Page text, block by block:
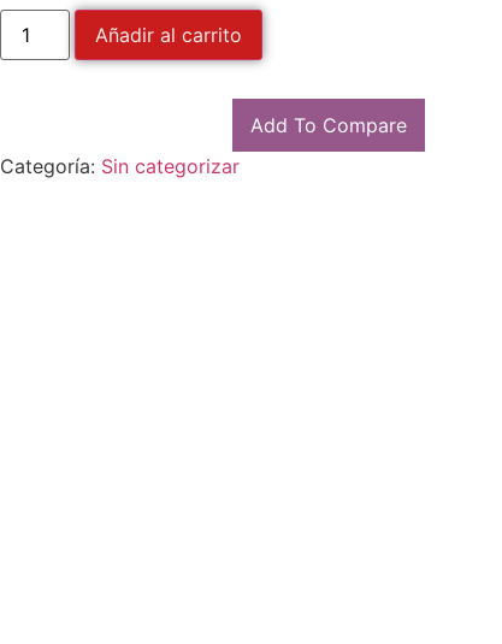
Añadir al carrito
Add To Compare
Categoría: Sin categorizar